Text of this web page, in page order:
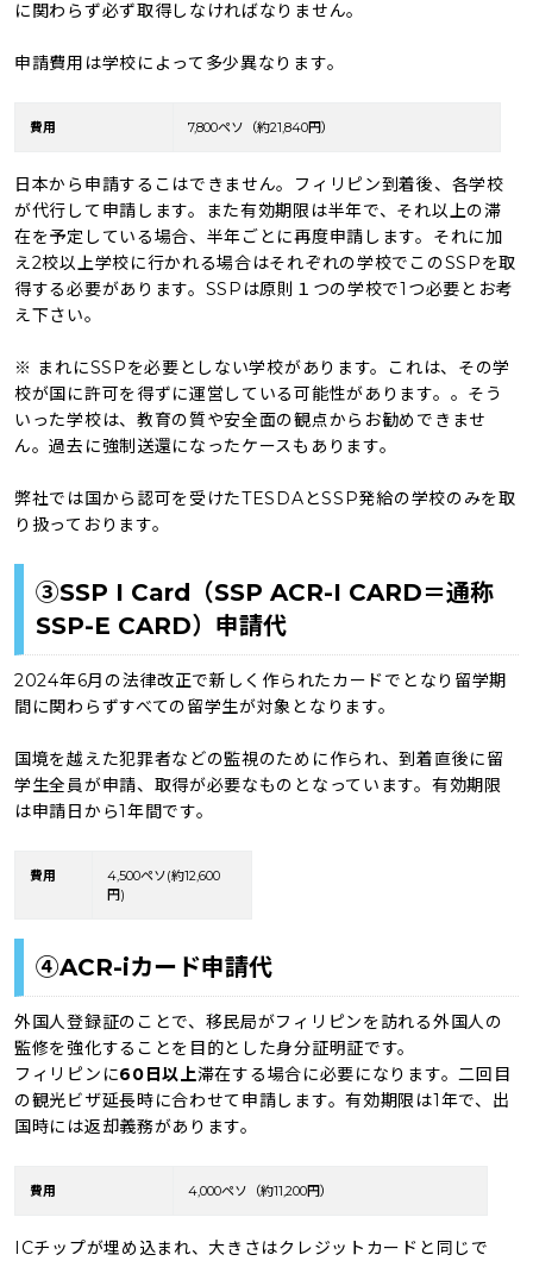
に関わらず必ず取得しなければなりません。
申請費用は学校によって多少異なります。
費用 7,800ペソ（約21,840円）
日本から申請するこはできません。フィリピン到着後、各学校
が代行して申請します。また有効期限は半年で、それ以上の滞
在を予定している場合、半年ごとに再度申請します。それに加
え2校以上学校に行かれる場合はそれぞれの学校でこのSSPを取
得する必要があります。SSPは原則１つの学校で1つ必要とお考
え下さい。
※ まれにSSPを必要としない学校があります。これは、その学
校が国に許可を得ずに運営している可能性があります。。そう
いった学校は、教育の質や安全面の観点からお勧めできませ
ん。過去に強制送還になったケースもあります。
弊社では国から認可を受けたTESDAとSSP発給の学校のみを取
り扱っております。
③SSP I Card（SSP ACR-I CARD＝通称
SSP-E CARD）申請代
2024年6月の法律改正で新しく作られたカードでとなり留学期
間に関わらずすべての留学生が対象となります。
国境を越えた犯罪者などの監視のために作られ、到着直後に留
学生全員が申請、取得が必要なものとなっています。有効期限
は申請日から1年間です。
費用
4,500ペソ(約12,600
円)
④ACR-iカード申請代
外国人登録証のことで、移民局がフィリピンを訪れる外国人の
監修を強化することを目的とした身分証明証です。
フィリピンに60日以上滞在する場合に必要になります。二回目
の観光ビザ延長時に合わせて申請します。有効期限は1年で、出
国時には返却義務があります。
費用 4,000ペソ（約11,200円）
ICチップが埋め込まれ、大きさはクレジットカードと同じで